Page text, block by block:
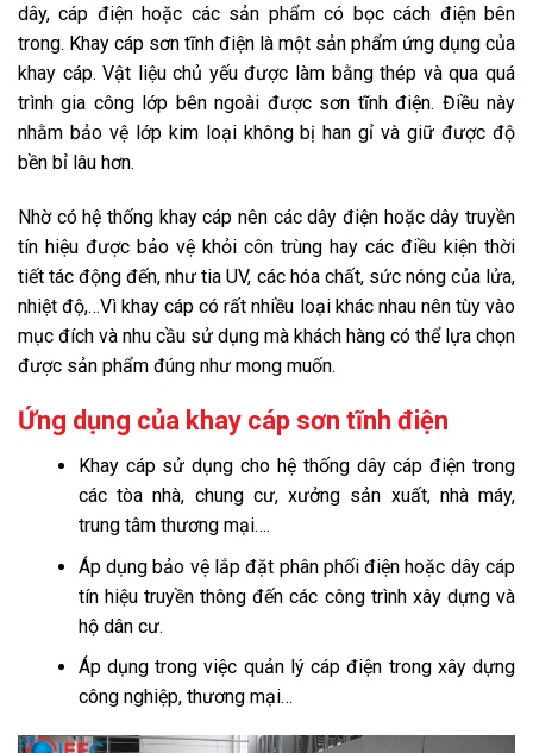
dây, cáp điện hoặc các sản phẩm có bọc cách điện bên
trong. Khay cáp sơn tĩnh điện là một sản phẩm ứng dụng của
khay cáp. Vật liệu chủ yếu được làm bằng thép và qua quá
trình gia công lớp bên ngoài được sơn tĩnh điện. Điều này
nhằm bảo vệ lớp kim loại không bị han gỉ và giữ được độ
bền bỉ lâu hơn.
Nhờ có hệ thống khay cáp nên các dây điện hoặc dây truyền
tín hiệu được bảo vệ khỏi côn trùng hay các điều kiện thời
tiết tác động đến, như tia UV, các hóa chất, sức nóng của lửa,
nhiệt độ,…Vì khay cáp có rất nhiều loại khác nhau nên tùy vào
mục đích và nhu cầu sử dụng mà khách hàng có thể lựa chọn
được sản phẩm đúng như mong muốn.
Ứng dụng của khay cáp sơn tĩnh điện
Khay cáp sử dụng cho hệ thống dây cáp điện trong
các tòa nhà, chung cư, xưởng sản xuất, nhà máy,
trung tâm thương mại….
Áp dụng bảo vệ lắp đặt phân phối điện hoặc dây cáp
tín hiệu truyền thông đến các công trình xây dựng và
hộ dân cư.
Áp dụng trong việc quản lý cáp điện trong xây dựng
công nghiệp, thương mại…